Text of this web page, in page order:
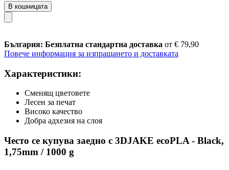
В кошницата
България: Безплатна стандартна доставка от € 79,90
Повече информация за изпращането и доставката
Характеристики:
Сменящ цветовете
Лесен за печат
Високо качество
Добра адхезия на слоя
Често се купува заедно с 3DJAKE ecoPLA - Black,
1,75mm / 1000 g